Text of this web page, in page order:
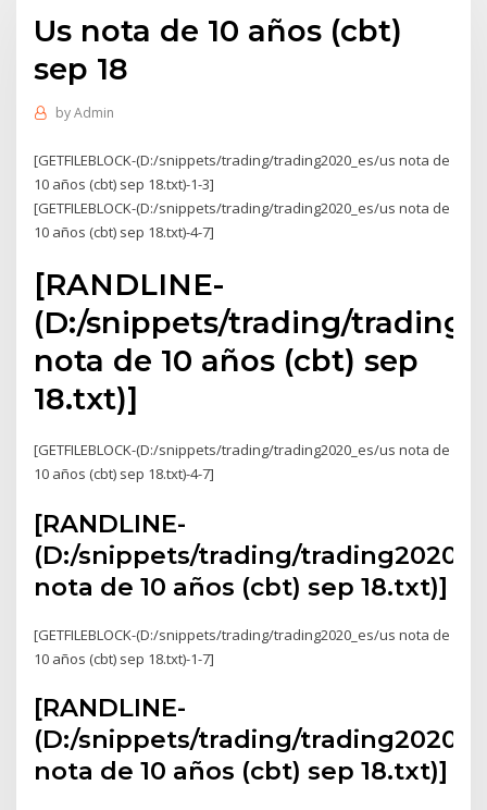
Us nota de 10 años (cbt)
sep 18
byAdmin
[GETFILEBLOCK-(D:/snippets/trading/trading2020_es/us nota de
10 años (cbt) sep 18.txt)-1-3]
[GETFILEBLOCK-(D:/snippets/trading/trading2020_es/us nota de
10 años (cbt) sep 18.txt)-4-7]
[RANDLINE-
(D:/snippets/trading/
nota de 10 años (cbt) sep
18.txt)]
[GETFILEBLOCK-(D:/snippets/trading/trading2020_es/us nota de
10 años (cbt) sep 18.txt)-4-7]
[RANDLINE-
(D:/snippets/trading/
nota de 10 años (cbt) sep 18.txt)]
[GETFILEBLOCK-(D:/snippets/trading/trading2020_es/us nota de
10 años (cbt) sep 18.txt)-1-7]
[RANDLINE-
(D:/snippets/trading/
nota de 10 años (cbt) sep 18.txt)]